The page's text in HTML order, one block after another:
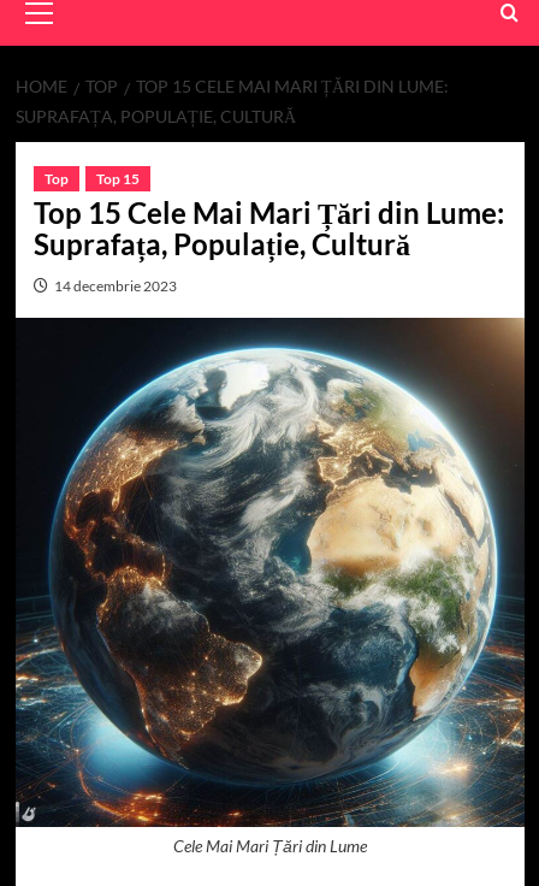
Menu
HOME TOP
TOP 15 CELE MAI MARI ȚĂRI DIN LUME:
SUPRAFAȚA, POPULAȚIE, CULTURĂ
Top Top 15
Top 15 Cele Mai Mari Țări din Lume:
Suprafața, Populație, Cultură
14 decembrie 2023
Cele Mai Mari Țări din Lume